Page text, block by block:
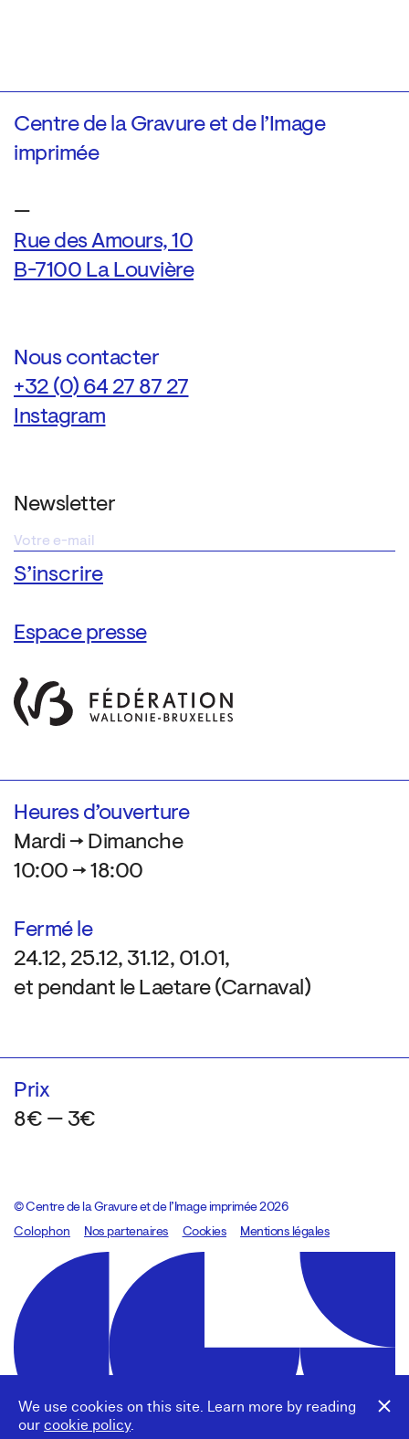
We use cookies on this site. Learn more by reading
our cookie policy.
Centre de la Gravure et de l’Image
imprimée
—
Rue des Amours, 10
B-7100 La Louvière
Nous contacter
+32 (0) 64 27 87 27
Instagram
Newsletter
Espace presse
Heures d’ouverture
Mardi → Dimanche
10:00 → 18:00
Fermé le
24.12, 25.12, 31.12, 01.01,
et pendant le Laetare (Carnaval)
Prix
8€ — 3€
© Centre de la Gravure et de l’Image imprimée 2026
Colophon
Design:Marcel Kaczmarek, code:8080.studio
Nos partenaires Cookies Mentions légales